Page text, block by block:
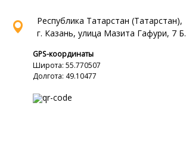
Республика Татарстан (Татарстан),
г. Казань, улица Мазита Гафури, 7 Б.
GPS-координаты
Широта: 55.770507
Долгота: 49.10477